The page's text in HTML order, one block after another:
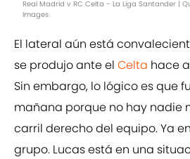
Real Madrid v RC Celta - La Liga Santander |
Images
El lateral aún está
se produjo ante el Celta hace
Sin embargo, lo lógico es que
mañana porque no hay nadie
carril derecho del equipo. Ya
grupo. Lucas está en una